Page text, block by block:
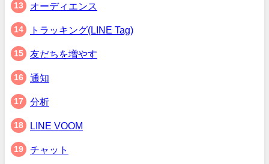
オーディエンス
トラッキング(LINE Tag)
友だちを増やす
通知
分析
LINE VOOM
チャット